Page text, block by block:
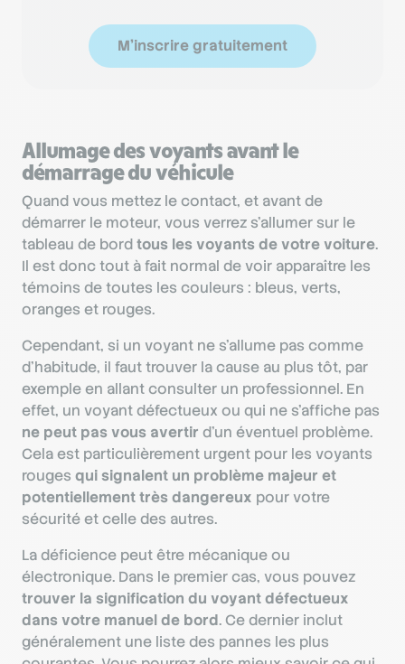
M'inscrire gratuitement
Allumage des voyants avant le
démarrage du véhicule
Quand vous mettez le contact, et avant de
démarrer le moteur, vous verrez s’allumer sur le
tableau de bordtous les voyants de votre voiture.
Il est donc tout à fait normal de voir apparaître les
témoins de toutes les couleurs : bleus, verts,
oranges et rouges.
Cependant, si un voyant ne s’allume pas comme
d’habitude, il faut trouver la cause au plus tôt, par
exemple en allant consulter un professionnel. En
effet, un voyant défectueux ou qui ne s’affiche pas
ne peut pas vous avertir d’un éventuel problème.
Cela est particulièrement urgent pour les voyants
rouges qui signalent un problème majeur et
potentiellement très dangereux pour votre
sécurité et celle des autres.
La déficience peut être mécanique ou
électronique. Dans le premier cas, vous pouvez
trouver la signification du voyant défectueux
dans votre manuel de bord. Ce dernier inclut
généralement une liste des pannes les plus